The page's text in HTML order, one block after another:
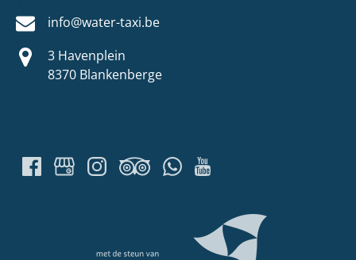
info@water-taxi.be
3 Havenplein
8370 Blankenberge